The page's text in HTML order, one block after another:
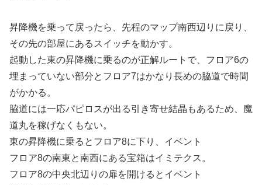
昇降機を乗って戻ったら、先程のマップ南西辺りに戻り、
その先の部屋にあるスイッチを動かす。
起動した東の昇降機に乗るのが正解ルートで、フロア6の
埋まっていない部分とフロア7はかなり長めの脇道で時間
がかかる。
脇道には一応パピロスが出る引き寄せ結晶もあるため、魔
道丸を稼げなくもない。
東の昇降機に乗るとフロア8に下り、イベント
フロア8の南東と南西にある宝箱はイミテクス。
フロア8の中央北辺りの扉を開けるとイベント